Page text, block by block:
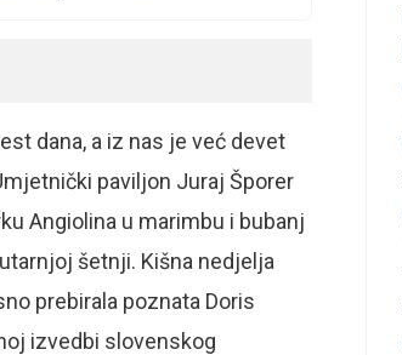
dana, a iz nas je već devet
paviljon Juraj Šporer
Angiolina u marimbu i bubanj
šetnji. Kišna nedjelja
prebirala poznata Doris
izvedbi slovenskog